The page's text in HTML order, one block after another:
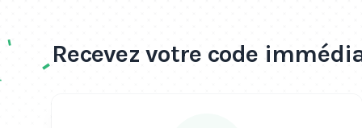
Recevez votre code